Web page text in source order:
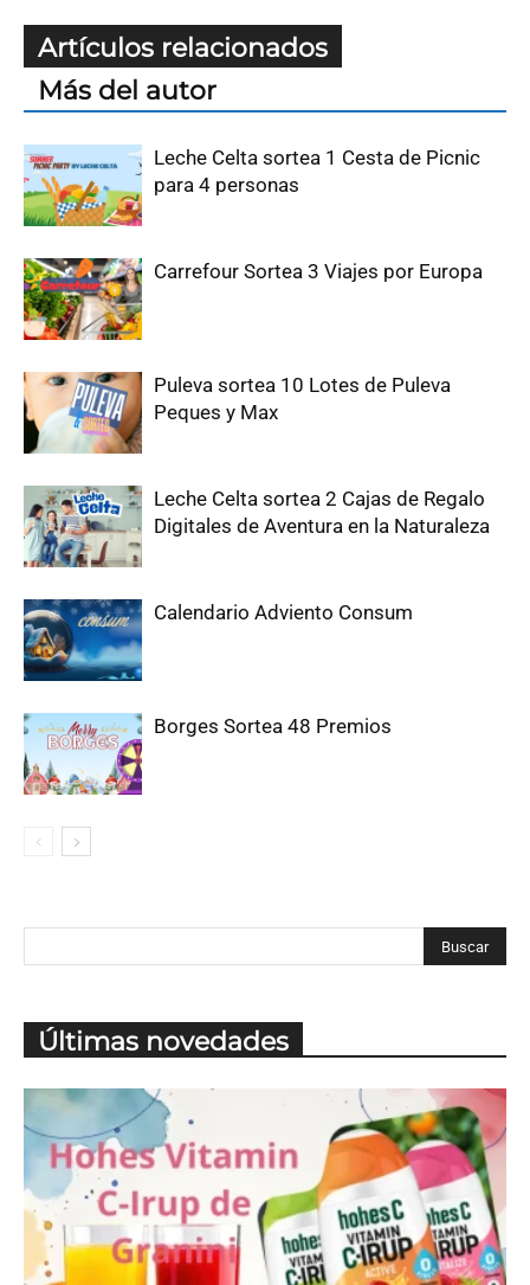
Artículos relacionados
Más del autor
Leche Celta sortea 1 Cesta de Picnic
para 4 personas
Carrefour Sortea 3 Viajes por Europa
Puleva sortea 10 Lotes de Puleva
Peques y Max
Leche Celta sortea 2 Cajas de Regalo
Digitales de Aventura en la Naturaleza
Calendario Adviento Consum
Borges Sortea 48 Premios
Últimas novedades